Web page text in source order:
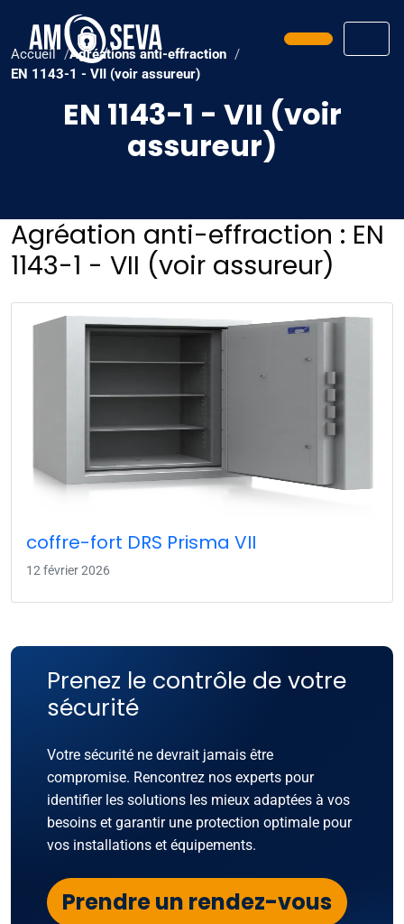
Prendre
Accueil
Agréations anti-effraction
EN 1143-1 - VII (voir assureur)
EN 1143-1 - VII (voir
assureur)
Agréation anti-effraction : EN
1143-1 - VII (voir assureur)
coffre-fort DRS Prisma VII
12 février 2026
Prenez le contrôle de votre
sécurité
Votre sécurité ne devrait jamais être
compromise. Rencontrez nos experts pour
identifier les solutions les mieux adaptées à vos
besoins et garantir une protection optimale pour
vos installations et équipements.
Prendre un rendez-vous